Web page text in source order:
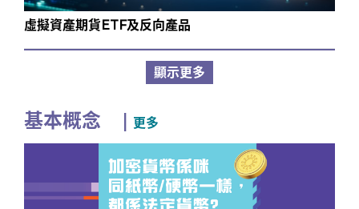
虛擬資產期貨ETF及反向產品
顯示更多
基本概念 | 更多